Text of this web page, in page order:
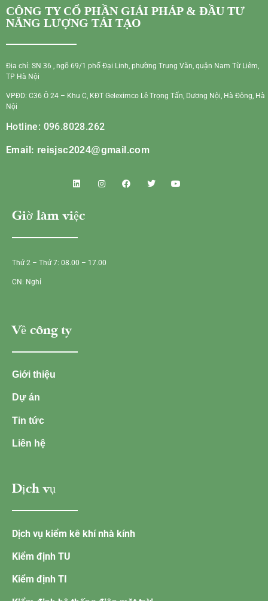
CÔNG TY CỔ PHẦN GIẢI PHÁP & ĐẦU TƯ
NĂNG LƯỢNG TÁI TẠO
Địa chỉ: SN 36 , ngõ 69/1 phố Đại Linh, phường Trung Văn, quận Nam Từ Liêm,
TP Hà Nội
VPĐD: C36 Ô 24 – Khu C, KĐT Geleximco Lê Trọng Tấn, Dương Nội, Hà Đông, Hà
Nội
Hotline: 096.8028.262
Email: reisjsc2024@gmail.com
Giờ làm việc
Thứ 2 – Thứ 7: 08.00 – 17.00
CN: Nghỉ
Về công ty
Giới thiệu
Dự án
Tin tức
Liên hệ
Dịch vụ
Dịch vụ kiểm kê khí nhà kính
Kiểm định TU
Kiểm định TI